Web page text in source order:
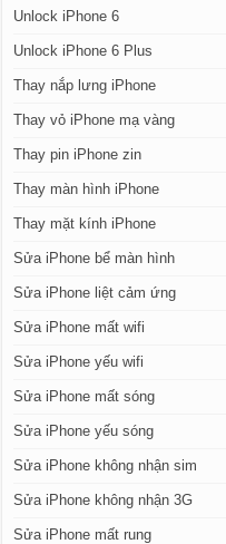
Unlock iPhone 6
Unlock iPhone 6 Plus
Thay nắp lưng iPhone
Thay vỏ iPhone mạ vàng
Thay pin iPhone zin
Thay màn hình iPhone
Thay mặt kính iPhone
Sửa iPhone bể màn hình
Sửa iPhone liệt cảm ứng
Sửa iPhone mất wifi
Sửa iPhone yếu wifi
Sửa iPhone mất sóng
Sửa iPhone yếu sóng
Sửa iPhone không nhận sim
Sửa iPhone không nhận 3G
Sửa iPhone mất rung